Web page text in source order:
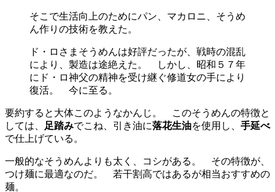
そこで生活向上のためにパン、マカロニ、そうめ
ん作りの技術を教えた。
ド・ロさまそうめんは好評だったが、戦時の混乱
により、製造は途絶えた。 しかし、昭和５７年
にド・ロ神父の精神を受け継ぐ修道女の手により
復活。 今に至る。
要約すると大体このようなかんじ。 このそうめんの特徴と
しては、
足踏みでこね、引き油に落花生油を使用し、 手延べ
で仕上げている。
一般的なそうめんよりも太く、コシがある。 その特徴が、
つけ麺に最適なのだ。 若干割高ではあるが相当おすすめの
麺。